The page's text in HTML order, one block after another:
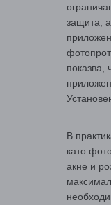
защита,
показва,
В
като
акне и